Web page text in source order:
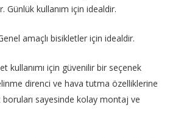
Günlük kullanım için idealdir.
amaçlı bisikletler için idealdir.
kullanımı için güvenilir bir seçenek
direnci ve hava tutma özelliklerine
boruları sayesinde kolay montaj ve